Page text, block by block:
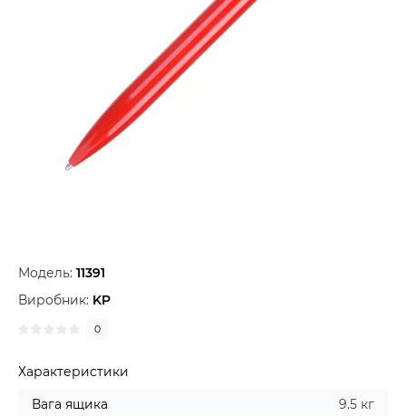
Модель: 11391
Виробник: KP
0
Характеристики
Вага ящика
9.5 кг